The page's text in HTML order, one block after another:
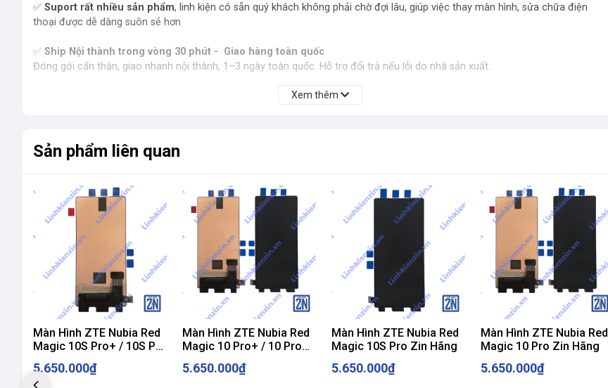
✅ Suport rất nhiều sản phẩm, linh kiện có sẵn quý khách không phải chờ đợi lâu, giúp việc thay màn hình, sửa chữa điện
thoại được dễ dàng suôn sẻ hơn
✅ Ship Nội thành trong vòng 30 phút - Giao hàng toàn quốc
Đóng gói cẩn thận, giao nhanh nội thành, 1–3 ngày toàn quốc. Hỗ trợ đổi trả nếu lỗi do nhà sản xuất.
Xem thêm
Sản phẩm liên quan
Màn Hình ZTE Nubia Red
Magic 10S Pro+ / 10S Pro
Plus Zin Hãng
5.650.000₫
Màn Hình ZTE Nubia Red
Magic 10 Pro+ / 10 Pro
Plus Zin Hãng
5.650.000₫
Màn Hình ZTE Nubia Red
Magic 10S Pro Zin Hãng
5.650.000₫
Màn Hình ZTE Nubia Red
Magic 10 Pro Zin Hãng
5.650.000₫